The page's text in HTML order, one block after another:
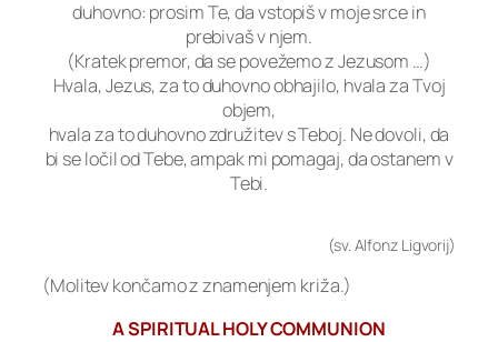
duhovno: prosim Te, da vstopiš v moje srce in
prebivaš v njem.
(Kratek premor, da se povežemo z Jezusom …)
Hvala, Jezus, za to duhovno obhajilo, hvala za Tvoj
objem,
hvala za to duhovno združitev s Teboj. Ne dovoli, da
bi se ločil od Tebe, ampak mi pomagaj, da ostanem v
Tebi.
(sv. Alfonz Ligvorij)
(Molitev končamo z znamenjem križa.)
A SPIRITUAL HOLY COMMUNION